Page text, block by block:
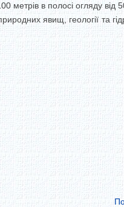
метрів в полосі огляду від
явищ, геології та